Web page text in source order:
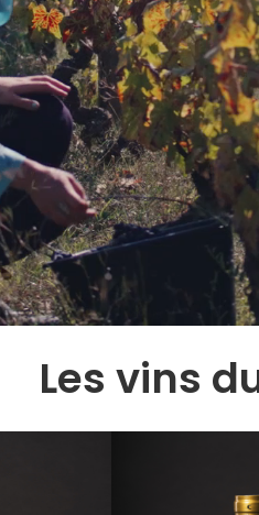
Les vins